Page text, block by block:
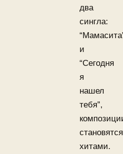
два
сингла:
и
“Сегодня
я
нашел
тебя”,
становятся
хитами.